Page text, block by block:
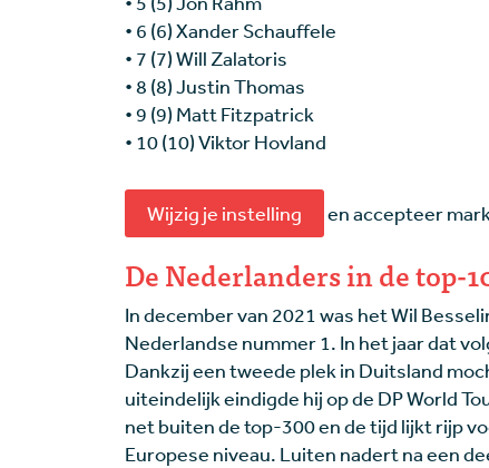
• 6 (6) Xander Schauffele
• 7 (7) Will Zalatoris
• 8 (8) Justin Thomas
• 9 (9) Matt Fitzpatrick
• 10 (10) Viktor Hovland
Wijzig je instelling en accepteer
De Nederlanders in de top-
In december van 2021 was het Wil
Nederlandse nummer 1. In het jaar dat
Dankzij een tweede plek in Duitsland
uiteindelijk eindigde hij op de DP World
net buiten de top-300 en de tijd lijkt rijp
Europese niveau. Luiten nadert na een